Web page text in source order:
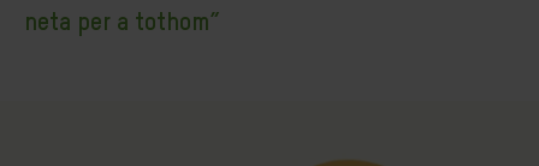
neta per a tothom”